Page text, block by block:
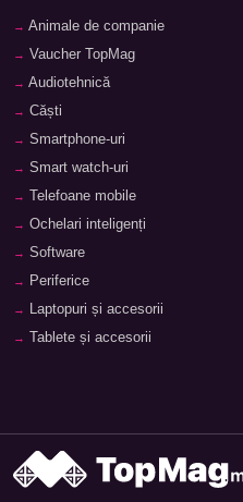
Animale de companie
Vaucher TopMag
Audiotehnică
Căști
Smartphone-uri
Smart watch-uri
Telefoane mobile
Ochelari inteligenți
Software
Periferice
Laptopuri și accesorii
Tablete și accesorii